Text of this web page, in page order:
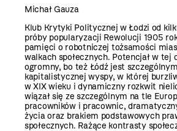
Michał Gauza
Klub Krytyki Politycznej w Łodzi od
próby popularyzacji Rewolucji 1905
pamięci o robotniczej tożsamości
walkach społecznych. Potencjał w tej
ogromny, bo też Łódź jest
kapitalistycznej wyspy, w której
w XIX wieku i dynamiczny rozkwit
wiązał się ze szczególnym na tle
pracowników i pracownic,
życia oraz brakiem podstawowych
społecznych. Rażące kontrasty